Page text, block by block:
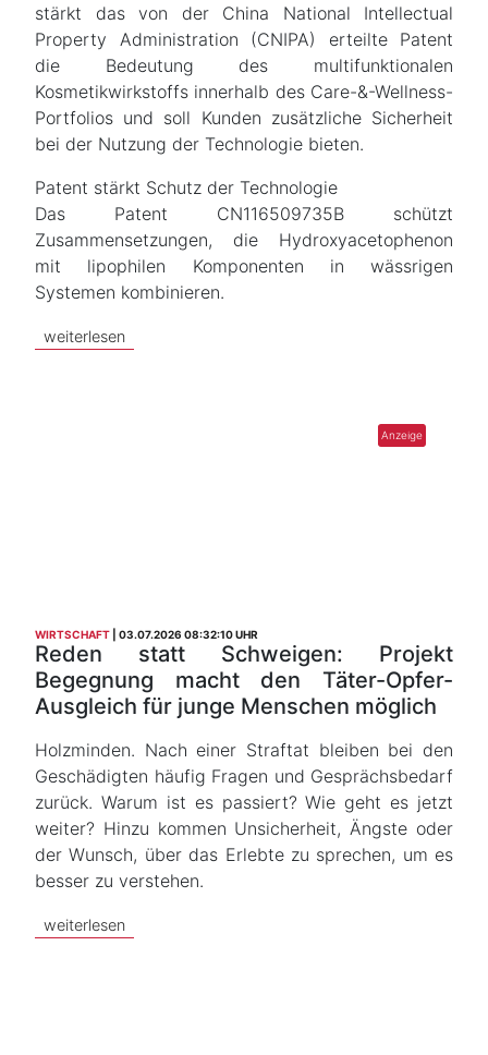
stärkt das von der China National Intellectual
Property Administration (CNIPA) erteilte Patent
die Bedeutung des multifunktionalen
Kosmetikwirkstoffs innerhalb des Care-&-Wellness-
Portfolios und soll Kunden zusätzliche Sicherheit
bei der Nutzung der Technologie bieten.
Patent stärkt Schutz der Technologie
Das Patent CN116509735B schützt
Zusammensetzungen, die Hydroxyacetophenon
mit lipophilen Komponenten in wässrigen
Systemen kombinieren.
weiterlesen
WIRTSCHAFT 03.07.2026 08:32:10 UHR
Reden statt Schweigen: Projekt
Begegnung macht den Täter-Opfer-
Ausgleich für junge Menschen möglich
Holzminden. Nach einer Straftat bleiben bei den
Geschädigten häufig Fragen und Gesprächsbedarf
zurück. Warum ist es passiert? Wie geht es jetzt
weiter? Hinzu kommen Unsicherheit, Ängste oder
der Wunsch, über das Erlebte zu sprechen, um es
besser zu verstehen.
weiterlesen